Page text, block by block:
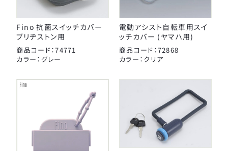
Fino 抗菌スイッチカバー
ブリヂストン用
商品コード：74771
カラー：グレー
電動アシスト自転車用スイ
ッチカバー (ヤマハ用)
商品コード：72868
カラー：クリア